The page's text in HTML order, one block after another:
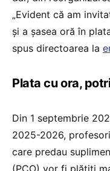
„Evident că am
și a șasea oră în
spus directoarea la
Plata cu ora,
Din 1 septembrie
2025-2026,
care predau
(PCO) vor fi plătiți